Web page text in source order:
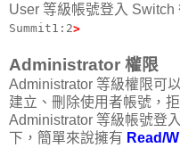
User 等級帳號登入 Switch
Summit1:2>
Administrator 權限
Administrator 等級權限可
建立、刪除使用者帳號，
Administrator 等級帳號登
下，簡單來說擁有 Read/